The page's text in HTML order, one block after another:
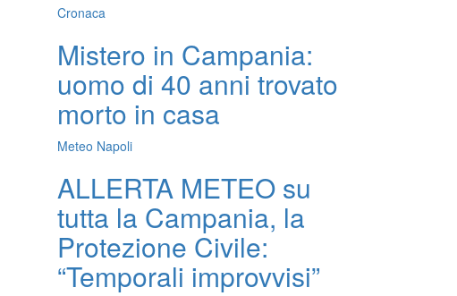
Cronaca
Mistero in Campania:
uomo di 40 anni trovato
morto in casa
Meteo Napoli
ALLERTA METEO su
tutta la Campania, la
Protezione Civile:
“Temporali improvvisi”